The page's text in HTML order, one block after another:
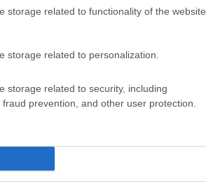
storage related to functionality of the website
storage related to personalization.
storage related to security, including
prevention, and other user protection.